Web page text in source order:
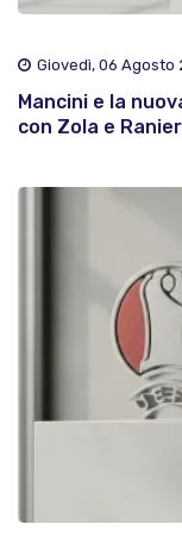
Giovedì, 06 Agosto
Mancini e la
con Zola e